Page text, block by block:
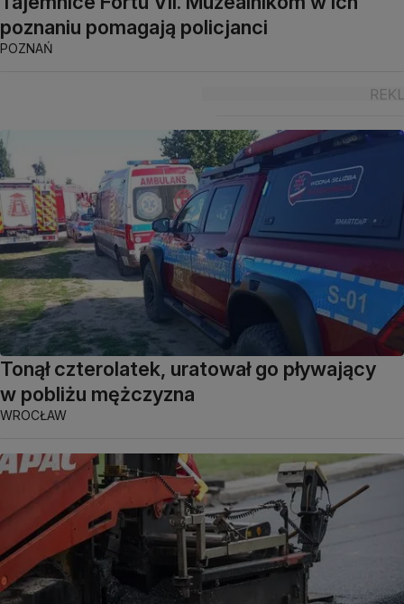
poznaniu pomagają policjanci
POZNAŃ
Tonął czterolatek, uratował go pływający
w pobliżu mężczyzna
WROCŁAW